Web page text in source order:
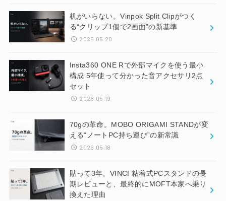
机がいらない。Vinpok Split Clipがつく
る“クリップ1個で2画面”の新基準
2026.05.20
Insta360 ONE Rで外部マイクを使う最小
構成 5年使って分かった音アクセサリ2点
セット
2026.05.19
70gの革命。MOBO ORIGAMI STANDが変
える“ノートPC持ち運び”の新常識
2026.05.18
貼って3年。VINCI 粘着式PCスタンドの長
期レビューと、最終的にMOFT本家へ乗り
換えた理由